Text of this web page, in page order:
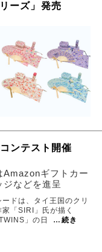
ーズ」発売
ンテスト開催
Amazonギフトカー
ジなどを進呈
ドは、タイ王国のクリ
「SIRI」氏が描く
」の日
… 続き